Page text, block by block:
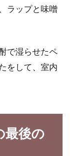
ラップと味噌
で湿らせたペ
をして、室内
最後の